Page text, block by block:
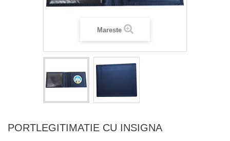
Mareste
PORTLEGITIMATIE CU INSIGNA